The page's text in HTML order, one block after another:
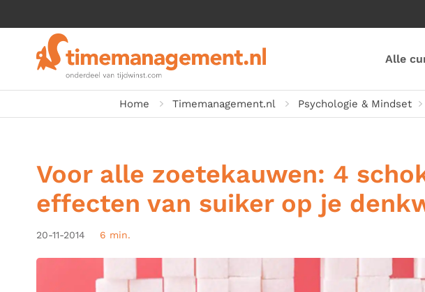
Alle
Home Timemanagement.nl Psychologie & Mindset
Voor alle zoetekauwen: 4
effecten van suiker op je
20-11-2014 6 min.